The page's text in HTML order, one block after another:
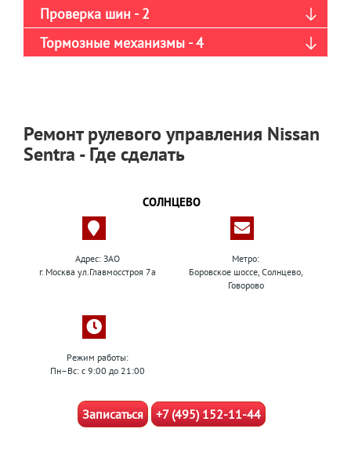
Проверка шин - 2
Тормозные механизмы - 4
Ремонт рулевого управления Nissan
Sentra - Где сделать
СОЛНЦЕВО
Адрес: ЗАО
г. Москва ул.Главмосстроя 7а
Метро:
Боровское шоссе, Солнцево,
Говорово
Режим работы:
Пн–Вс: с 9:00 до 21:00
Записаться +7 (495) 152-11-44